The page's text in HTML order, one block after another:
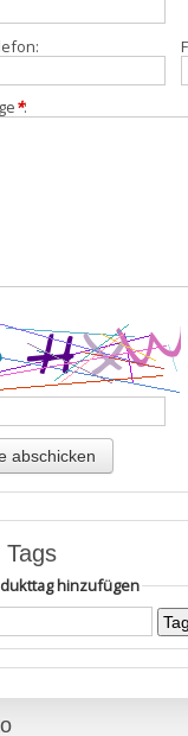
*:
hinzufügen